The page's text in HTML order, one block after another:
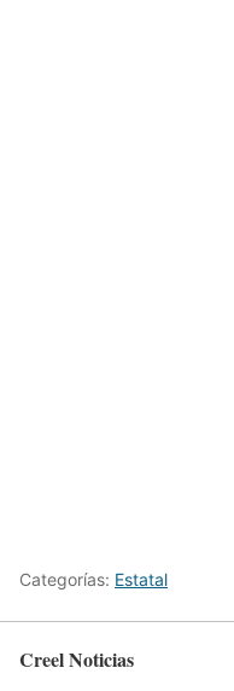
Categorías: Estatal
Creel Noticias